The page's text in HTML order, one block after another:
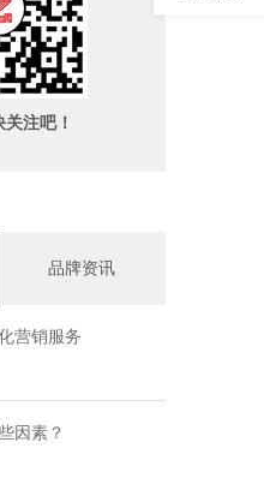
注吧！
品牌资讯
营销服务
因素？